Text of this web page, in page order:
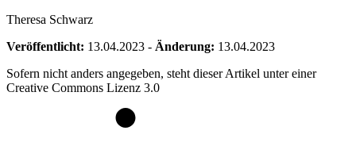
Theresa Schwarz
Veröffentlicht: 13.04.2023 - Änderung: 13.04.2023
Sofern nicht anders angegeben, steht dieser Artikel unter einer
Creative Commons Lizenz 3.0